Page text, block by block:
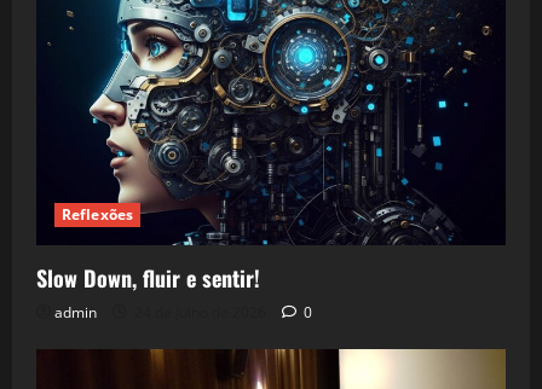
Reflexões
Slow Down, fluir e sentir!
admin 0